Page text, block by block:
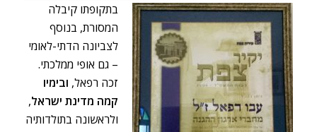
בתקופתו קיבלה
המסורת, בנוסף
לצביונה הדתי-לאומי
– גם אופי ממלכתי.
זכה רפאל, ובימיו
קמה מדינת ישראל,
ולראשונה בתולדותיה